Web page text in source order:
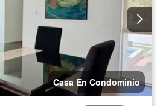
Casa En Condominio